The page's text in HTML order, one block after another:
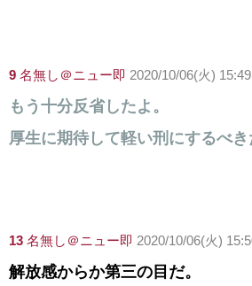
9 名無し＠ニュー即 2020/10/06(火)
もう十分反省したよ。
厚生に期待して軽い刑にするべき
13 名無し＠ニュー即 2020/10/06(火)
解放感からか第三の目だ。